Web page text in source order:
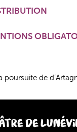
poursuite de
DE